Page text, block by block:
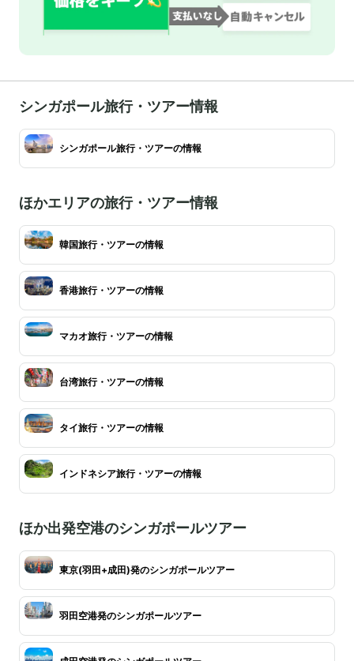
シンガポール旅行・ツアー情報
シンガポール旅行・ツアーの情報
ほかエリアの旅行・ツアー情報
韓国旅行・ツアーの情報
香港旅行・ツアーの情報
マカオ旅行・ツアーの情報
台湾旅行・ツアーの情報
タイ旅行・ツアーの情報
インドネシア旅行・ツアーの情報
ほか出発空港のシンガポールツアー
東京(羽田+成田)発のシンガポールツアー
羽田空港発のシンガポールツアー